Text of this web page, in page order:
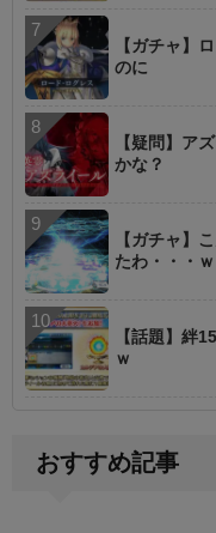
【ガチャ】
のに
【疑問】ア
かな？
【ガチャ】
たわ・・・
【話題】絆
ｗ
おすすめ記事